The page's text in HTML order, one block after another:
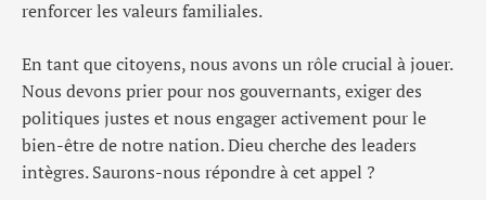
renforcer les valeurs familiales.
En tant que citoyens, nous avons un rôle crucial à jouer.
Nous devons prier pour nos gouvernants, exiger des
politiques justes et nous engager activement pour le
bien-être de notre nation. Dieu cherche des leaders
intègres. Saurons-nous répondre à cet appel ?